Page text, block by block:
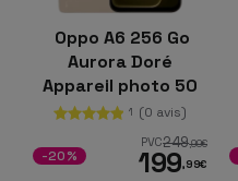
Oppo A6 256 Go
Aurora Doré
Appareil photo 50
MPx 6 Go de RAM
Snapdragon 685
1 (0 avis)
PVC249,99€
199,99€
-20%